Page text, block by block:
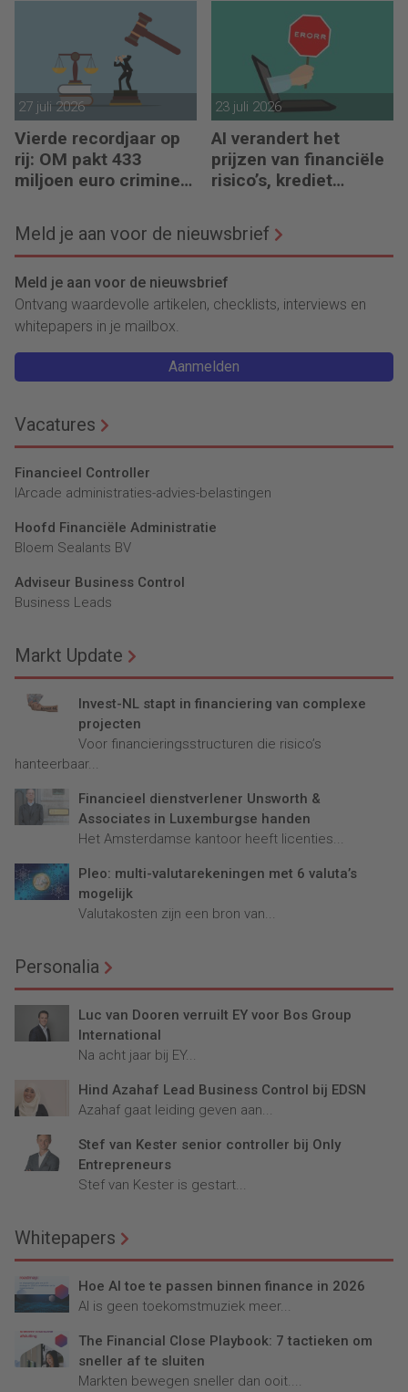
27 juli 2026
Vierde recordjaar op
rij: OM pakt 433
miljoen euro crimineel
23 juli 2026
AI verandert het
prijzen van financiële
risico’s, krediet
reacties op crises
Meld je aan voor de nieuwsbrief
Meld je aan voor de nieuwsbrief
Ontvang waardevolle artikelen, checklists, interviews en
whitepapers in je mailbox.
Aanmelden
Vacatures
Financieel Controller
lArcade administraties-advies-belastingen
Hoofd Financiële Administratie
Bloem Sealants BV
Adviseur Business Control
Business Leads
Markt Update
Invest-NL stapt in financiering van complexe
projecten
Voor financieringsstructuren die risico’s
hanteerbaar...
Financieel dienstverlener Unsworth &
Associates in Luxemburgse handen
Het Amsterdamse kantoor heeft licenties...
Pleo: multi-valutarekeningen met 6 valuta’s
mogelijk
Valutakosten zijn een bron van...
Personalia
Luc van Dooren verruilt EY voor Bos Group
International
Na acht jaar bij EY...
Hind Azahaf Lead Business Control bij EDSN
Azahaf gaat leiding geven aan...
Stef van Kester senior controller bij Only
Entrepreneurs
Stef van Kester is gestart...
Whitepapers
Hoe AI toe te passen binnen finance in 2026
AI is geen toekomstmuziek meer...
The Financial Close Playbook: 7 tactieken om
sneller af te sluiten
Markten bewegen sneller dan ooit....